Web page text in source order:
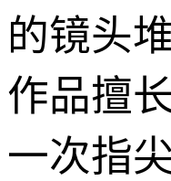
的镜头
作品擅
一次指